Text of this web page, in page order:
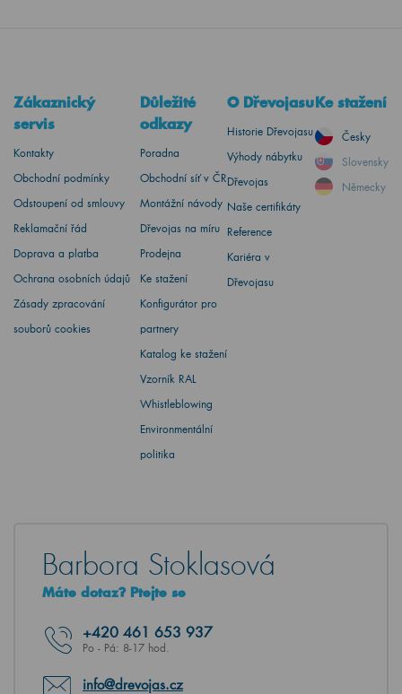
Zákaznický
servis
Kontakty
Obchodní podmínky
Odstoupení od smlouvy
Reklamační řád
Doprava a platba
Ochrana osobních údajů
Zásady zpracování
souborů cookies
Důležité
odkazy
Poradna
Obchodní síť v ČR
Montážní návody
Dřevojas na míru
Prodejna
Ke stažení
Konfigurátor pro
partnery
Katalog ke stažení
Vzorník RAL
Whistleblowing
Environmentální
politika
O Dřevojasu
Historie Dřevojasu
Výhody nábytku
Dřevojas
Naše certifikáty
Reference
Kariéra v
Dřevojasu
Ke stažení
Česky
Slovensky
Německy
Barbora Stoklasová
Máte dotaz? Ptejte se
+420 461 653 937
Po - Pá: 8-17 hod.
info@drevojas.cz